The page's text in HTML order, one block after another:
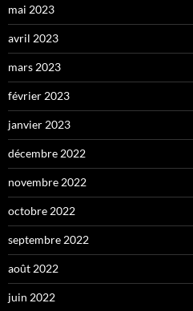
mai 2023
avril 2023
mars 2023
février 2023
janvier 2023
décembre 2022
novembre 2022
octobre 2022
septembre 2022
août 2022
juin 2022